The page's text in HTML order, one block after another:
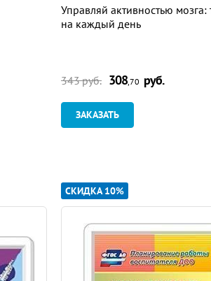
Управляй активностью мозга:
на каждый день
343 руб. 308,70 руб.
ЗАКАЗАТЬ
СКИДКА 10%